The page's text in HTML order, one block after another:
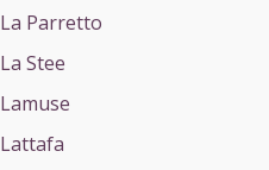
La Parretto
La Stee
Lamuse
Lattafa